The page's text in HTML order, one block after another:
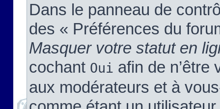
Dans le panneau de
des « Préférences du
Masquer votre statut en
cochant Oui afin de n’être
aux modérateurs et à